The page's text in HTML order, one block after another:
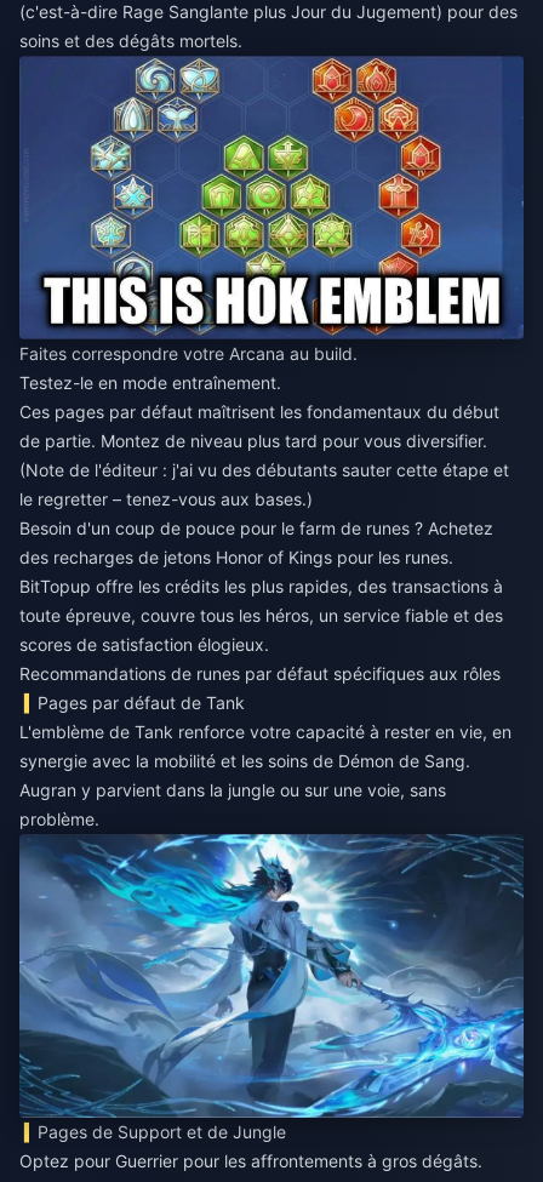
(c'est-à-dire Rage Sanglante plus Jour du Jugement) pour des
soins et des dégâts mortels.
Faites correspondre votre Arcana au build.
Testez-le en mode entraînement.
Ces pages par défaut maîtrisent les fondamentaux du début
de partie. Montez de niveau plus tard pour vous diversifier.
(Note de l'éditeur : j'ai vu des débutants sauter cette étape et
le regretter – tenez-vous aux bases.)
Besoin d'un coup de pouce pour le farm de runes ? Achetez
des recharges de jetons Honor of Kings pour les runes.
BitTopup offre les crédits les plus rapides, des transactions à
toute épreuve, couvre tous les héros, un service fiable et des
scores de satisfaction élogieux.
Recommandations de runes par défaut spécifiques aux rôles
Pages par défaut de Tank
L'emblème de Tank renforce votre capacité à rester en vie, en
synergie avec la mobilité et les soins de Démon de Sang.
Augran y parvient dans la jungle ou sur une voie, sans
problème.
Pages de Support et de Jungle
Optez pour Guerrier pour les affrontements à gros dégâts.